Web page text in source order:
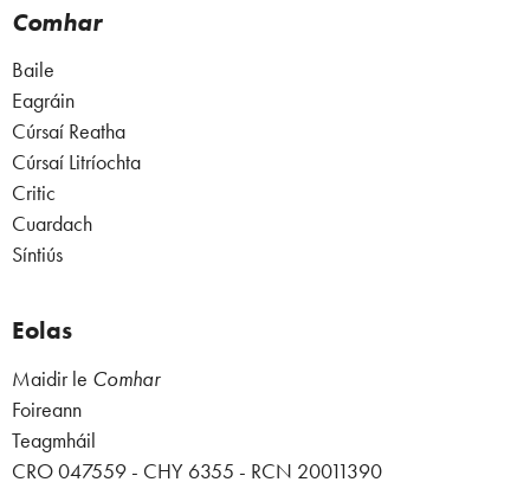
Comhar
Baile
Eagráin
Cúrsaí Reatha
Cúrsaí Litríochta
Critic
Cuardach
Síntiús
Eolas
Maidir le Comhar
Foireann
Teagmháil
CRO 047559 - CHY 6355 - RCN 20011390